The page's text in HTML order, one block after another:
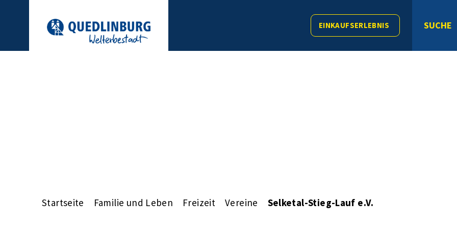
EINKAUFSERLEBNIS SUCHE
Startseite Familie und Leben Freizeit Vereine Selketal-Stieg-Lauf e.V.